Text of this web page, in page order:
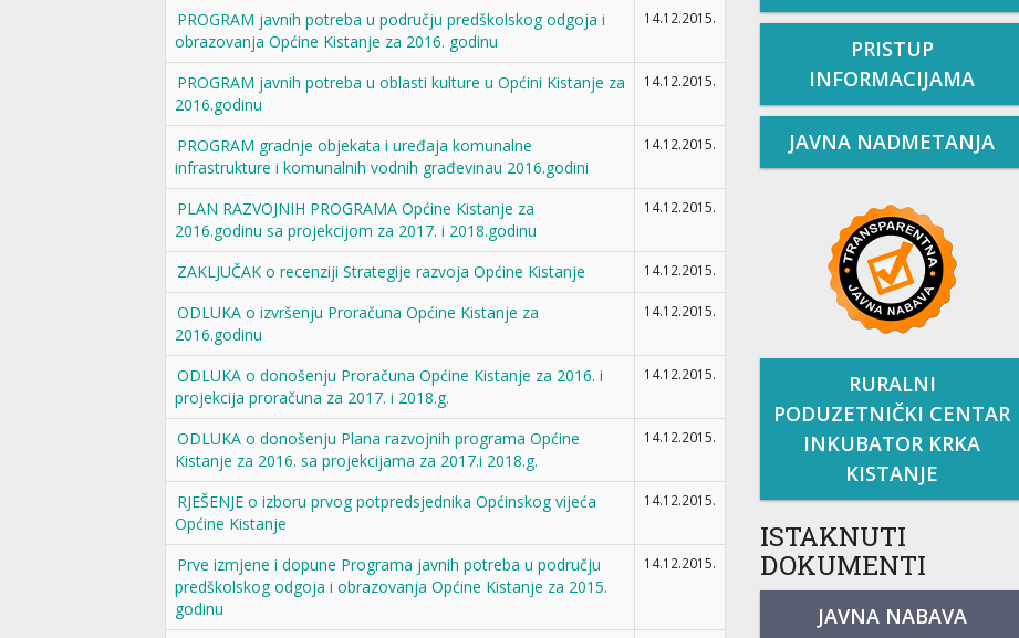
PROGRAM javnih potreba u području predškolskog odgoja i
obrazovanja Općine Kistanje za 2016. godinu
14.12.2015.
PROGRAM javnih potreba u oblasti kulture u Općini Kistanje za
2016.godinu
14.12.2015.
PROGRAM gradnje objekata i uređaja komunalne
infrastrukture i komunalnih vodnih građevinau 2016.godini
14.12.2015.
PLAN RAZVOJNIH PROGRAMA Općine Kistanje za
2016.godinu sa projekcijom za 2017. i 2018.godinu
14.12.2015.
ZAKLJUČAK o recenziji Strategije razvoja Općine Kistanje 14.12.2015.
ODLUKA o izvršenju Proračuna Općine Kistanje za
2016.godinu
14.12.2015.
ODLUKA o donošenju Proračuna Općine Kistanje za 2016. i
projekcija proračuna za 2017. i 2018.g.
14.12.2015.
ODLUKA o donošenju Plana razvojnih programa Općine
Kistanje za 2016. sa projekcijama za 2017.i 2018.g.
14.12.2015.
RJEŠENJE o izboru prvog potpredsjednika Općinskog vijeća
Općine Kistanje
14.12.2015.
Prve izmjene i dopune Programa javnih potreba u području
predškolskog odgoja i obrazovanja Općine Kistanje za 2015.
godinu
14.12.2015.
PRISTUP
INFORMACIJAMA
JAVNA NADMETANJA
RURALNI
PODUZETNIČKI CENTAR
INKUBATOR KRKA
KISTANJE
ISTAKNUTI
DOKUMENTI
JAVNA NABAVA